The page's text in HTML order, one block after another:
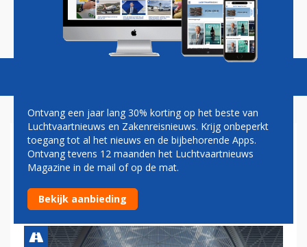
Magazine Podcasts Vacatures
NIEUWE LUCHTHAVEN
ISTANBUL VOOR DE HELFT
KLAAR
Ontvang een jaar lang 30% korting op het beste van
Luchtvaartnieuws en Zakenreisnieuws. Krijg onbeperkt
toegang tot al het nieuws en de bijbehorende Apps.
Ontvang tevens 12 maanden het Luchtvaartnieuws
Magazine in de mail of op de mat.
Bekijk aanbieding